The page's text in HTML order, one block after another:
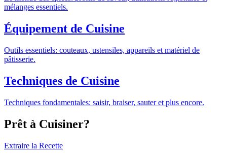
mélanges essentiels.
Équipement de Cuisine
Outils essentiels: couteaux, ustensiles, appareils et matériel de
pâtisserie.
Techniques de Cuisine
Techniques fondamentales: saisir, braiser, sauter et plus encore.
Prêt à Cuisiner?
Extraire la Recette